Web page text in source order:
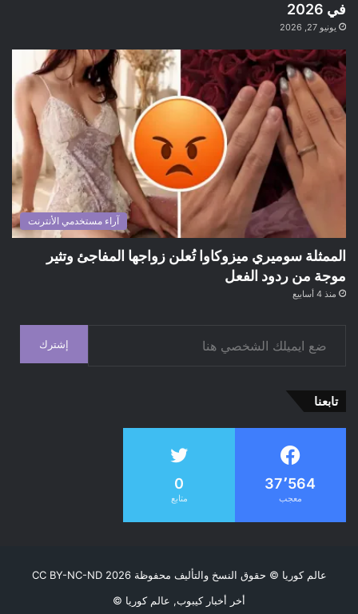
في 2026
يونيو 27, 2026
آراء مستخدمي الأنترنت
الممثلة سوميري ميزوكاوا تُعلن زواجها المفاجئ وتثير
موجة من ردود الفعل
منذ 4 أسابيع
إشترك
تابعنا
37٬564
معجب
0
متابع
عالم كوريا © حقوق النسخ والتأليف محفوظة CC BY-NC-ND 2026
أخر أخبار كيبوب, عالم كوريا ©